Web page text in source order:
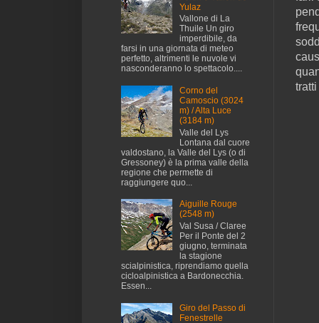
Yulaz
Vallone di La
Thuile Un giro
imperdibile, da
farsi in una giornata di meteo
perfetto, altrimenti le nuvole vi
nasconderanno lo spettacolo....
Corno del
Camoscio (3024
m) / Alta Luce
(3184 m)
Valle del Lys
Lontana dal cuore
valdostano, la Valle del Lys (o di
Gressoney) è la prima valle della
regione che permette di
raggiungere quo...
Aiguille Rouge
(2548 m)
Val Susa / Claree
Per il Ponte del 2
giugno, terminata
la stagione
scialpinistica, riprendiamo quella
cicloalpinistica a Bardonecchia.
Essen...
Giro del Passo di
Fenestrelle